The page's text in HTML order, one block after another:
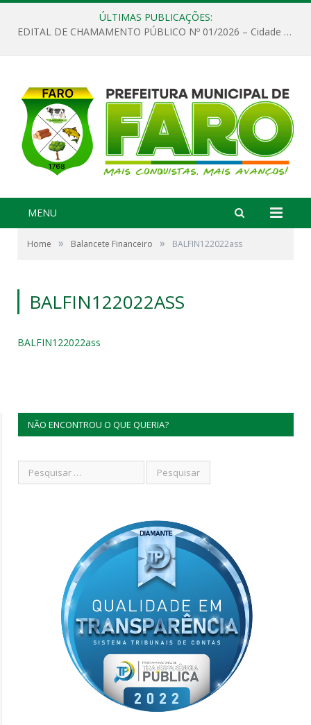
ÚLTIMAS PUBLICAÇÕES:
EDITAL DE CHAMAMENTO PÚBLICO Nº 01/2026 – Cidade de Faro
MENU
Home » Balancete Financeiro » BALFIN122022ass
BALFIN122022ASS
BALFIN122022ass
NÃO ENCONTROU O QUE QUERIA?